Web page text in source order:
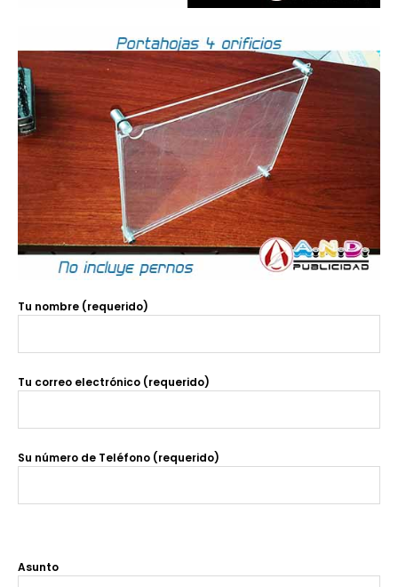
Tu nombre (requerido)
Tu correo electrónico (requerido)
Su número de Teléfono (requerido)
Asunto